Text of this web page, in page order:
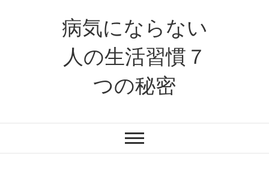
病気にならない
人の生活習慣７
つの秘密